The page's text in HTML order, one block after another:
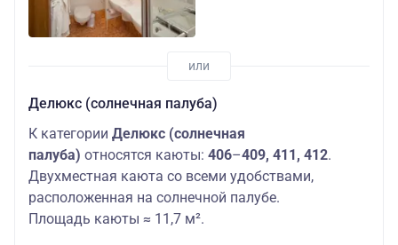
Делюкс (солнечная палуба)
К категории Делюкс (солнечная
палуба) относятся каюты: 406–409, 411, 412.
Двухместная каюта со всеми удобствами,
расположенная на солнечной палубе.
Площадь каюты ≈ 11,7 м².